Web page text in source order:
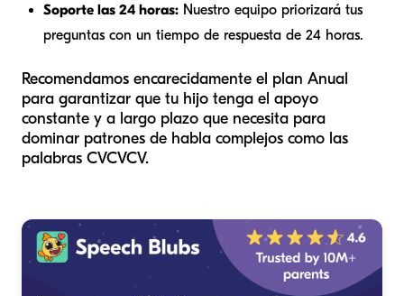
Soporte las 24 horas: Nuestro equipo priorizará tus
preguntas con un tiempo de respuesta de 24 horas.
Recomendamos encarecidamente el plan Anual
para garantizar que tu hijo tenga el apoyo
constante y a largo plazo que necesita para
dominar patrones de habla complejos como las
palabras CVCVCV.